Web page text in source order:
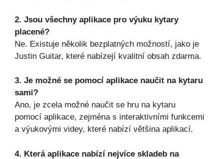
2. Jsou všechny aplikace pro výuku kytary
placené?
Ne. Existuje několik bezplatných možností, jako je
Justin Guitar, které nabízejí kvalitní obsah zdarma.
3. Je možné se pomocí aplikace naučit na kytaru
sami?
Ano, je zcela možné naučit se hru na kytaru
pomocí aplikace, zejména s interaktivními funkcemi
a výukovými videy, které nabízí většina aplikací.
4. Která aplikace nabízí nejvíce skladeb na